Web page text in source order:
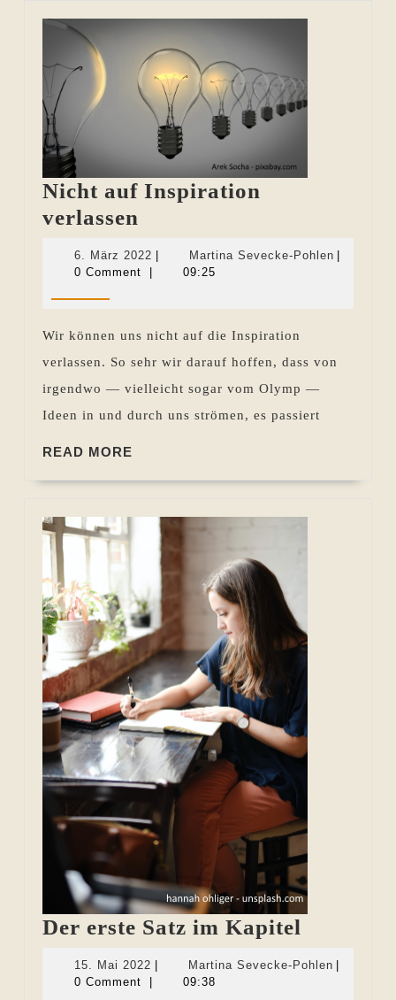
Nicht auf Inspiration
verlassen
Inspiration
6. März 2022 6.
März
Martina Sevecke-Pohlen Martina
0 Comment
09:25
Wir können uns nicht auf die Inspiration
verlassen. So sehr wir darauf hoffen, dass von
irgendwo — vielleicht sogar vom Olymp —
Ideen in und durch uns strömen, es passiert
READ MORE
Der erste Satz im Kapitel
Satz
15. Mai 2022 15.
Mai
Martina Sevecke-Pohlen Martina
0 Comment
09:38